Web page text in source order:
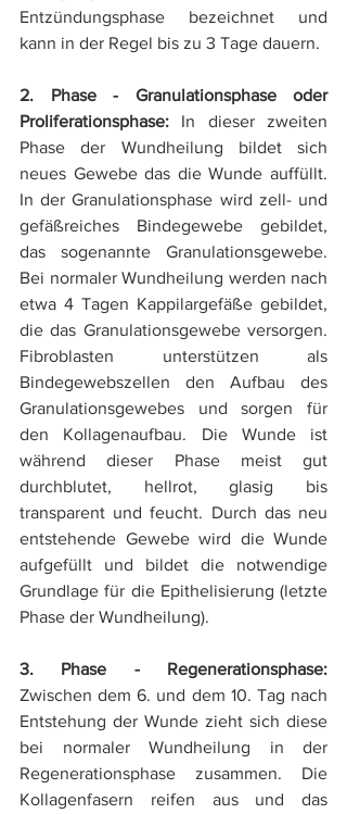
Entzündungsphase bezeichnet und
kann in der Regel bis zu 3 Tage dauern.
2. Phase - Granulationsphase oder
Proliferationsphase: In dieser zweiten
Phase der Wundheilung bildet sich
neues Gewebe das die Wunde auffüllt.
In der Granulationsphase wird zell- und
gefäßreiches Bindegewebe gebildet,
das sogenannte Granulationsgewebe.
Bei normaler Wundheilung werden nach
etwa 4 Tagen Kappilargefäße gebildet,
die das Granulationsgewebe versorgen.
Fibroblasten unterstützen als
Bindegewebszellen den Aufbau des
Granulationsgewebes und sorgen für
den Kollagenaufbau. Die Wunde ist
während dieser Phase meist gut
durchblutet, hellrot, glasig bis
transparent und feucht. Durch das neu
entstehende Gewebe wird die Wunde
aufgefüllt und bildet die notwendige
Grundlage für die Epithelisierung (letzte
Phase der Wundheilung).
3. Phase - Regenerationsphase:
Zwischen dem 6. und dem 10. Tag nach
Entstehung der Wunde zieht sich diese
bei normaler Wundheilung in der
Regenerationsphase zusammen. Die
Kollagenfasern reifen aus und das